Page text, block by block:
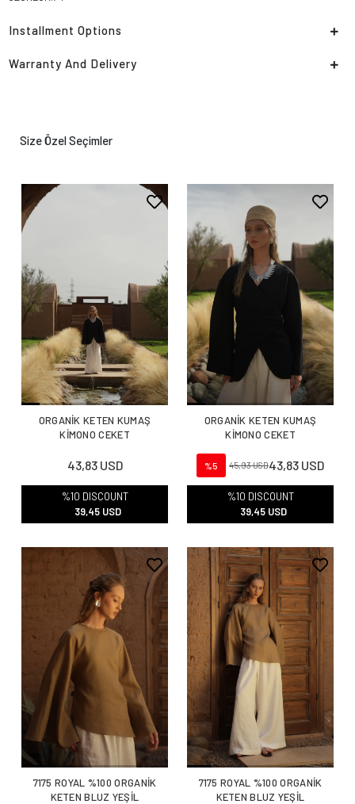
Installment Options
Warranty And Delivery
Size Özel Seçimler
ORGANİK KETEN KUMAŞ
KİMONO CEKET
43,83 USD
%10 DISCOUNT
39,45 USD
ORGANİK KETEN KUMAŞ
KİMONO CEKET
%5 45,93 USD43,83 USD
%10 DISCOUNT
39,45 USD
7175 ROYAL %100 ORGANİK
KETEN BLUZ YEŞİL
7175 ROYAL %100 ORGANİK
KETEN BLUZ YEŞİL